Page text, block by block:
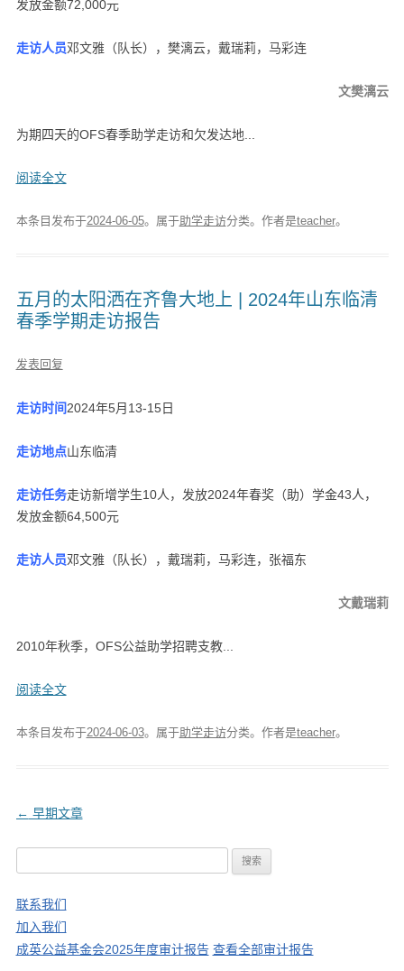
发放金额72,000元
走访人员邓文雅（队长），樊漓云，戴瑞莉，马彩连
文樊漓云
为期四天的OFS春季助学走访和欠发达地...
阅读全文
本条目发布于2024-06-05。属于助学走访分类。 作者是teacher。
五月的太阳洒在齐鲁大地上 | 2024年山东临清
春季学期走访报告
发表回复
走访时间2024年5月13-15日
走访地点山东临清
走访任务走访新增学生10人，发放2024年春奖（助）学金43人，
发放金额64,500元
走访人员邓文雅（队长），戴瑞莉，马彩连，张福东
文戴瑞莉
2010年秋季，OFS公益助学招聘支教...
阅读全文
本条目发布于2024-06-03。属于助学走访分类。 作者是teacher。
文
← 早期文章
：
联系我们
加入我们
成英公益基金会2025年度审计报告 查看全部审计报告